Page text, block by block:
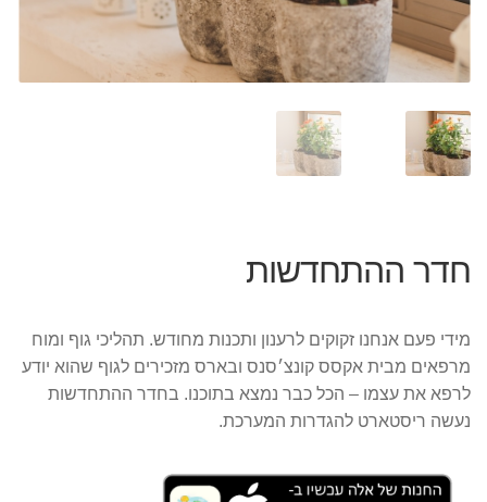
חדר ההתחדשות
מידי פעם אנחנו זקוקים לרענון ותכנות מחודש. תהליכי גוף ומוח
מרפאים מבית אקסס קונצ׳סנס ובארס מזכירים לגוף שהוא יודע
לרפא את עצמו – הכל כבר נמצא בתוכנו. בחדר ההתחדשות
נעשה ריסטארט להגדרות המערכת.